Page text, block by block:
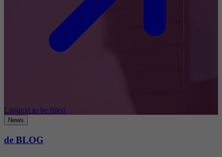
Linktext to be filled
News
de BLOG